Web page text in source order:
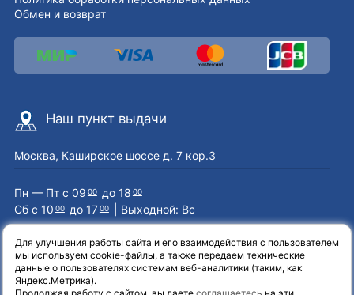
Обмен и возврат
Наш пункт выдачи
Москва, Каширское шоссе д. 7 кор.3
Пн — Пт с 09 00 до 18 00
Сб с 10 00 до 1700 | Выходной: Вс
Наши контакты
Для улучшения работы сайта и его взаимодействия с пользователем
мы используем cookie-файлы, а также передаем технические
данные о пользователях системам веб-аналитики (таким, как
Яндекс.Метрика).